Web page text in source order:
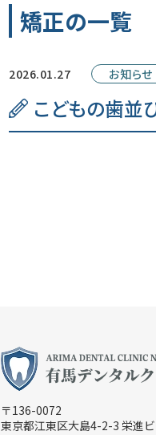
矯正の一覧
2026.01.27 お知らせ
こどもの歯並
〒136-0072
東京都江東区大島4-2-3 栄進